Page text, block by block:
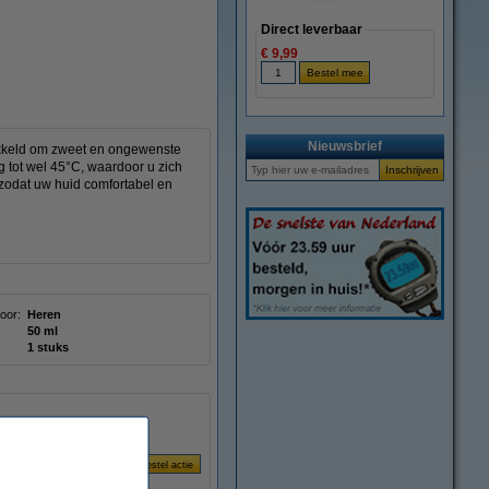
om zweet en ongewenste
wel 45°C, waardoor u zich
uw huid comfortabel en
Heren
50 ml
1 stuks
Direct leverbaar
€ 9,99
Nieuwsbrief